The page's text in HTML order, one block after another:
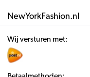
NewYorkFashion.nl
Wij versturen met: